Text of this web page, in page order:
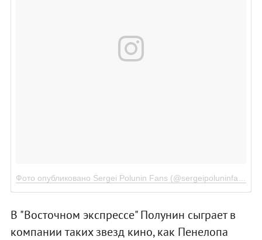
В "Восточном экспрессе" Полунин сыграет в
компании таких звезд кино, как Пенелопа